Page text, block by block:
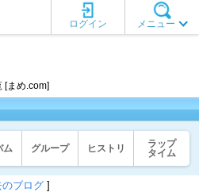
メニュー
ログイン
[まめ.com]
ム グループ ヒストリ
ラップ
タイム
のブログ ]